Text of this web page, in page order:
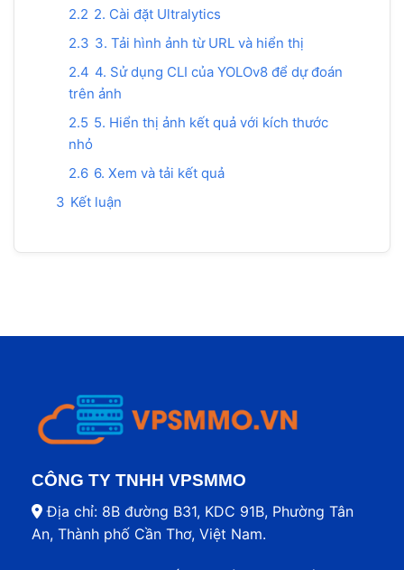
2.2 2. Cài đặt Ultralytics
2.3 3. Tải hình ảnh từ URL và hiển thị
2.4 4. Sử dụng CLI của YOLOv8 để dự đoán
trên ảnh
2.5 5. Hiển thị ảnh kết quả với kích thước
nhỏ
2.6 6. Xem và tải kết quả
3 Kết luận
CÔNG TY TNHH VPSMMO
Địa chỉ: 8B đường B31, KDC 91B, Phường Tân
An, Thành phố Cần Thơ, Việt Nam.